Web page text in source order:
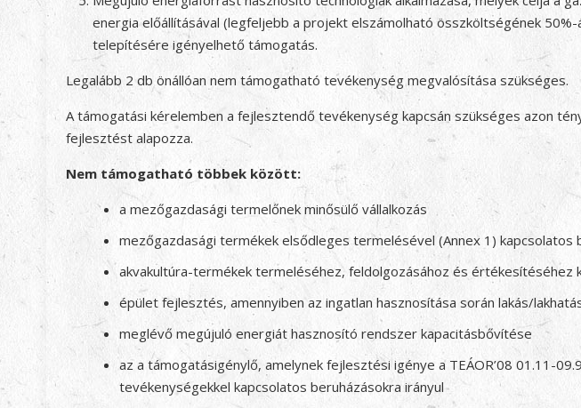
energia előállításával (legfeljebb a projekt elszámolható összköltségének
telepítésére igényelhető támogatás.
Legalább 2 db önállóan nem támogatható tevékenység megvalósítása szükséges.
A támogatási kérelemben a fejlesztendő tevékenység kapcsán szükséges azon
fejlesztést alapozza.
Nem támogatható többek között:
a mezőgazdasági termelőnek minősülő vállalkozás
mezőgazdasági termékek elsődleges termelésével (Annex 1) kapcsolatos
akvakultúra-termékek termeléséhez, feldolgozásához és értékesítéséhez
épület fejlesztés, amennyiben az ingatlan hasznosítása során lakás/
meglévő megújuló energiát hasznosító rendszer kapacitásbővítése
az a támogatásigénylő, amelynek fejlesztési igénye a TEÁOR’08 01.11-
tevékenységekkel kapcsolatos beruházásokra irányul